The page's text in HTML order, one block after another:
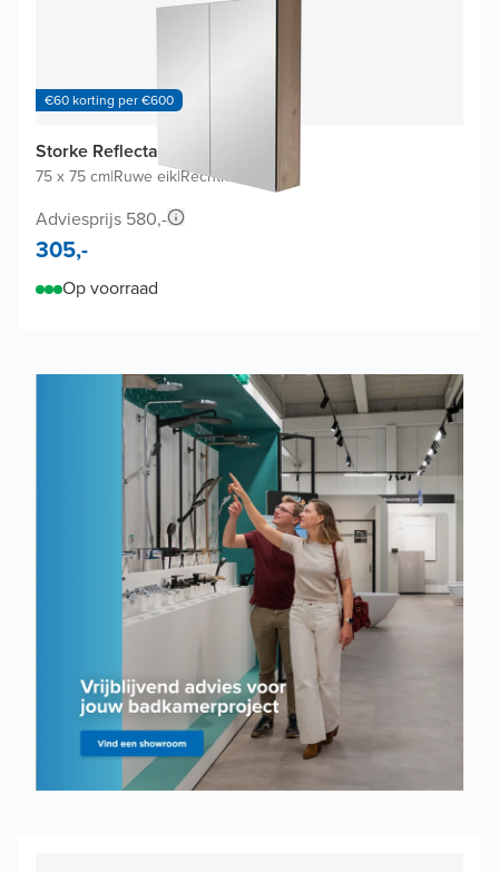
€60 korting per €600
Storke Reflecta spiegelkast
75 x 75 cm|Ruwe eik|Rechthoekig
Adviesprijs 580,-
305,-
Op voorraad